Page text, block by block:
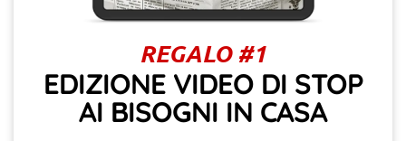
REGALO #1
EDIZIONE VIDEO DI STOP
AI BISOGNI IN CASA